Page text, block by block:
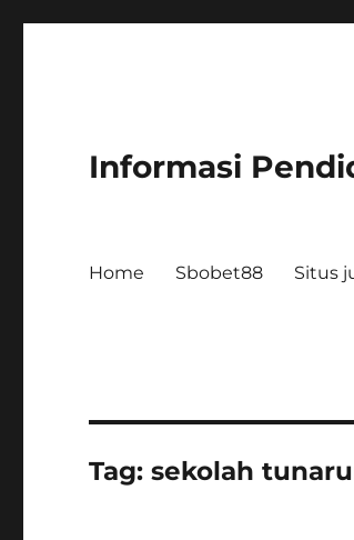
Informasi
Home Sbobet88 Situs
Tag:sekolah